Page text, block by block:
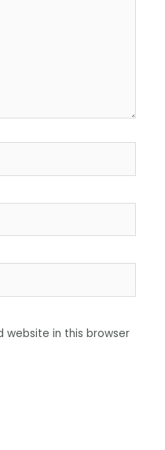
website in this browser